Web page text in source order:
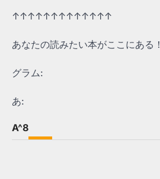
↑↑↑↑↑↑↑↑↑↑↑↑↑
あなたの読みたい本がここにある！
グラム:
あ:
A^8